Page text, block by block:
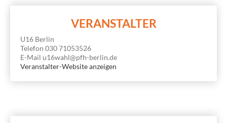
VERANSTALTER
U16 Berlin
Telefon 030 71053526
E-Mail u16wahl@pfh-berlin.de
Veranstalter-Website anzeigen